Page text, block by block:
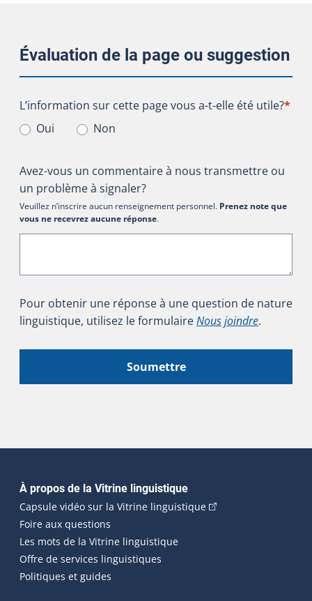
Évaluation de la page ou suggestion
L’information sur cette page vous a-t-elle été utile?
L’information sur cette page vous a-t-elle été utile?*
Oui
Non
Avez-vous un commentaire à nous transmettre ou
un problème à signaler?
Veuillez n’inscrire aucun renseignement personnel. Prenez note que
vous ne recevrez aucune réponse.
Pour obtenir une réponse à une question de nature
linguistique, utilisez le formulaireNous joindre.
Soumettre
Navigation principale
À propos de la Vitrine linguistique
Capsule vidéo sur la Vitrine linguistique(Cet hyperlien
Foire aux questions
Les mots de la Vitrine linguistique
Offre de services linguistiques
Politiques et guides